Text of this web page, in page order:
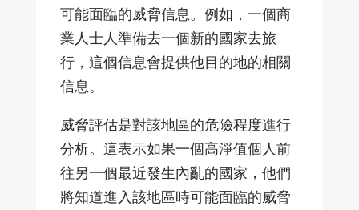
可能面臨的威脅信息。例如，一個商
業人士人準備去一個新的國家去旅
行，這個信息會提供他目的地的相關
信息。
威脅評估是對該地區的危險程度進行
分析。這表示如果一個高淨值個人前
往另一個最近發生內亂的國家，他們
將知道進入該地區時可能面臨的威脅